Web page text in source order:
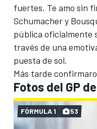
WRC
fuertes. Te amo sin
Schumacher y
pública oficialmente
través de una
puesta de sol.
Más tarde
Fotos del GP
FÓRMULA 1 53